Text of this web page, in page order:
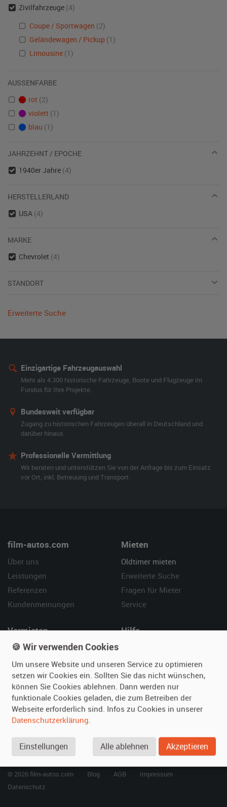
Zivilfahrzeuge (4)
Coupe / Sportwagen (2)
Geländewagen / Pickup (1)
Limousine (1)
AUSSENFARBE
rot (2)
violett (1)
blau (1)
JAHRZEHNT / EPOCHE
1940er Jahre (4)
HERSTELLERLAND
USA (4)
MARKE
Chevrolet (4)
STANDORT
Erweiterte Suche
Einzigartige Fahrzeugauswahl
Mehr als 4.300 historische Fahrzeuge, Boote und Flugzeuge im
Fundus für Ihre Projekte.
Bundesweit verfügbar
Zugang zu historischen Fahrzeugen überall in Deutschland und
darüber hinaus.
Professionelle Vermittlung
Wir beraten und unterstützen Sie von der Anfrage bis zum Einsatz
vor Ort, inkl. Betreuung und Transport.
film-autos.com
Über uns
Leistungen
Referenzen
Kundenmeinungen
Mieten
Oldtimer mieten
Erweiterte Suche
Fragen für Mieter
Service
Vermieten
Oldtimer anmelden
Fotos senden
Fragen für Vermieter
Inserat verwalten
Hilfe
So funktioniert's
Kontakt
SPECIAL
Berühmte Filmautos –
unsere Top 10 ...
© 2026 film-autos.com Blog AGB
Impressum
Datenschutz
🍪 Wir verwenden Cookies
Um unsere Website und unseren Service zu optimieren
setzen wir Cookies ein. Sollten Sie das nicht wünschen,
können Sie Cookies ablehnen. Dann werden nur
funktionale Cookies geladen, die zum Betreiben der
Webseite erforderlich sind. Infos zu Cookies in unserer
Datenschutzerklärung.
Einstellungen Alle ablehnen Akzeptieren